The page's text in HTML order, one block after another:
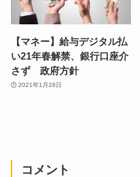
【マネー】給与デジタル払
い21年春解禁、銀行口座介
さず 政府方針
2021年1月28日
コメント